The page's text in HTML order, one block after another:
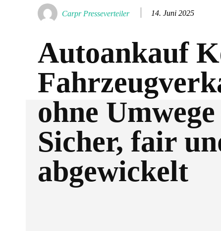
Carpr Presseverteiler 14. Juni 2025
Autoankauf
ohne
Sicher, fair
abgewickelt